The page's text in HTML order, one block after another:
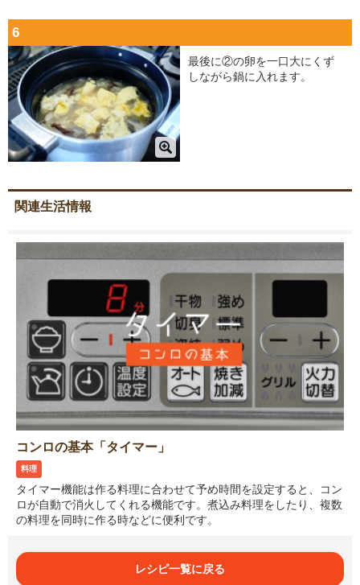
6
最後に②の卵を一口大にくず
しながら鍋に入れます。
関連生活情報
コンロの基本「タイマー」
料理
タイマー機能は作る料理に合わせて予め時間を設定すると、コン
ロが自動で消火してくれる機能です。煮込み料理をしたり、複数
の料理を同時に作る時などに便利です。
レシピ一覧に戻る